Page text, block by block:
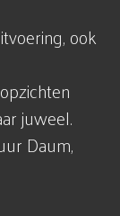
ook
juweel.
Daum,